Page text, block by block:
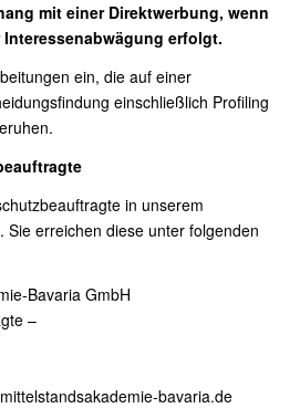
mit einer Direktwerbung, wenn
erfolgt.
ein, die auf einer
einschließlich Profiling
in unserem
Sie erreichen diese unter folgenden
Bavaria GmbH
–
bavaria.de